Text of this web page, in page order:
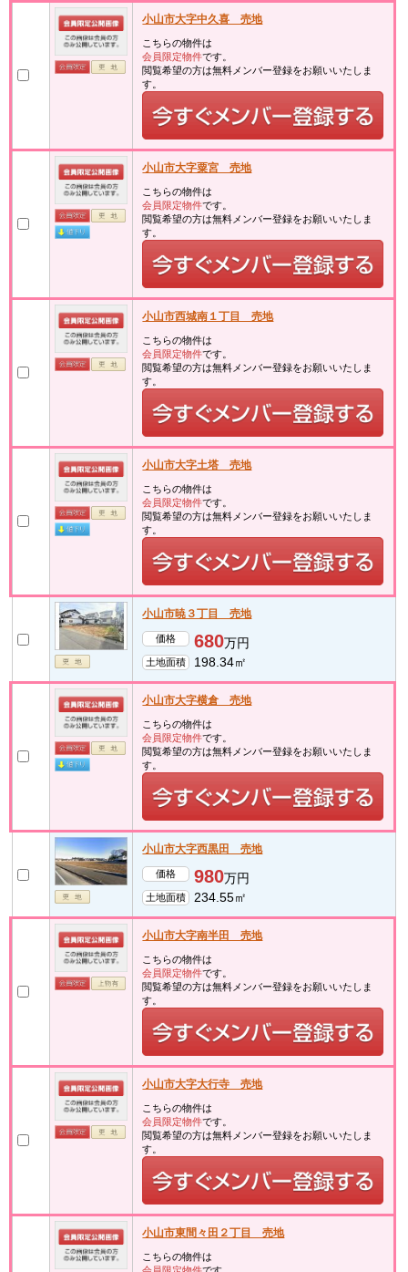
小山市大字中久喜 売地
こちらの物件は
会員限定物件です。
閲覧希望の方は無料メンバー登録をお願いいたしま
す。
小山市大字粟宮 売地
こちらの物件は
会員限定物件です。
閲覧希望の方は無料メンバー登録をお願いいたしま
す。
小山市西城南１丁目 売地
こちらの物件は
会員限定物件です。
閲覧希望の方は無料メンバー登録をお願いいたしま
す。
小山市大字土塔 売地
こちらの物件は
会員限定物件です。
閲覧希望の方は無料メンバー登録をお願いいたしま
す。
小山市暁３丁目 売地
価格 680万円
土地面積 198.34㎡
小山市大字横倉 売地
こちらの物件は
会員限定物件です。
閲覧希望の方は無料メンバー登録をお願いいたしま
す。
小山市大字西黒田 売地
価格 980万円
土地面積 234.55㎡
小山市大字南半田 売地
こちらの物件は
会員限定物件です。
閲覧希望の方は無料メンバー登録をお願いいたしま
す。
小山市大字大行寺 売地
こちらの物件は
会員限定物件です。
閲覧希望の方は無料メンバー登録をお願いいたしま
す。
小山市東間々田２丁目 売地
こちらの物件は